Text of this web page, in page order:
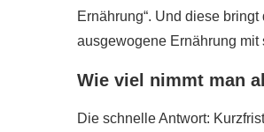
Ernährung“. Und diese
ausgewogene Ernährung mit
Wie viel nimmt man
Die schnelle Antwort: